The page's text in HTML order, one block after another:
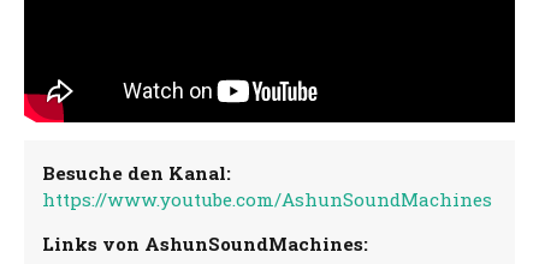
Besuche den Kanal:
https://www.youtube.com/AshunSoundMachines
Links von AshunSoundMachines: